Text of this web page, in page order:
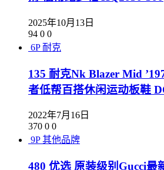
2025年10月13日
94 0 0
6P 耐克
135 耐克Nk Blazer Mid
者低帮百搭休闲运动板鞋
2022年7月16日
370 0 0
9P 其他品牌
480 优选 原装级别Gucci最